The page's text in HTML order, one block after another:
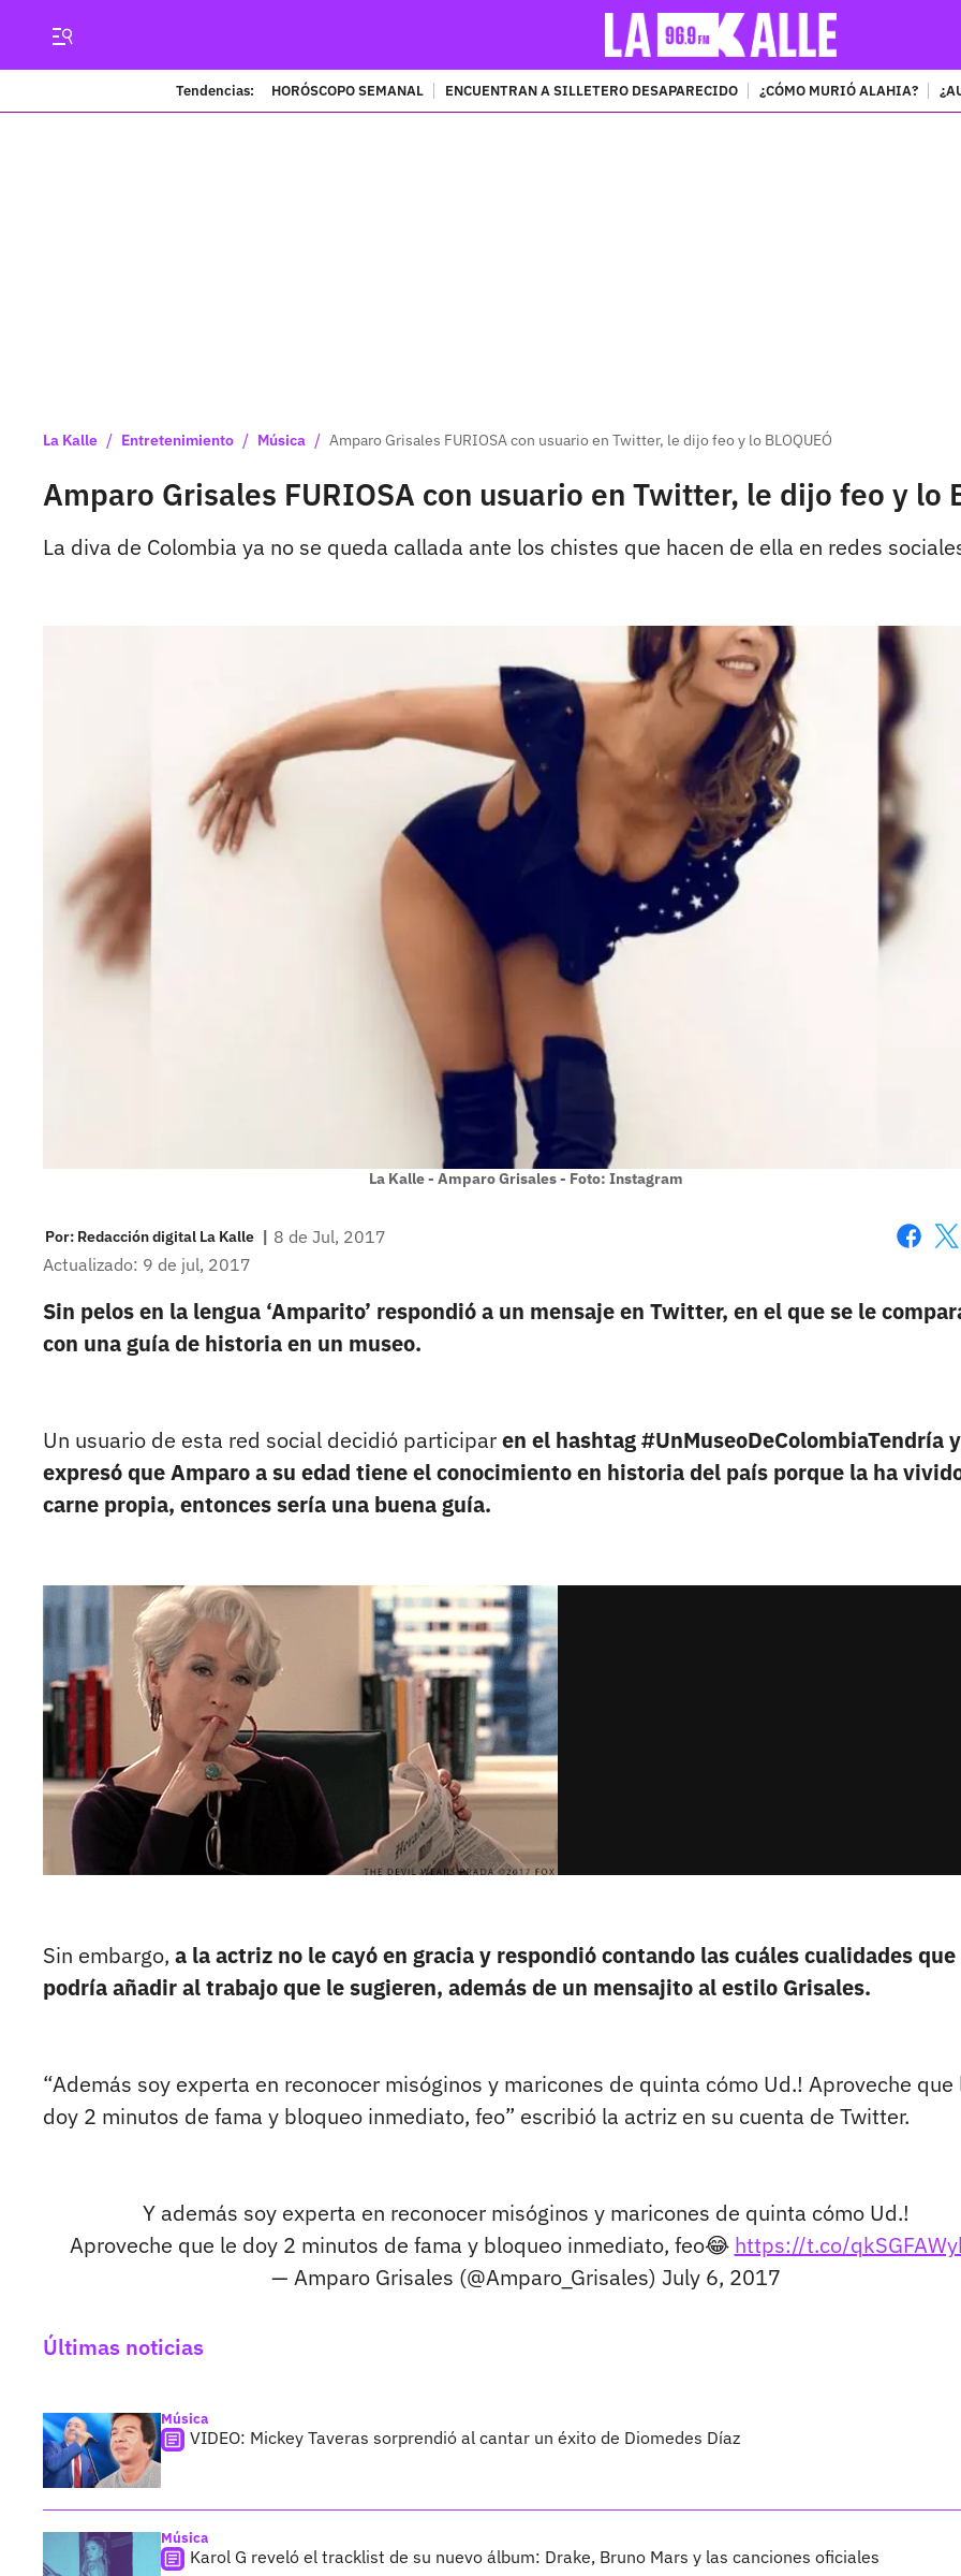
Tendencias: HORÓSCOPO SEMANAL ENCUENTRAN A SILLETERO DESAPARECIDO ¿CÓMO MURIÓ ALAHIA?
La Kalle / Entretenimiento / Música / Amparo Grisales FURIOSA con usuario en Twitter, le dijo feo y lo BLOQUEÓ
Amparo Grisales FURIOSA con usuario en Twitter, le dijo feo y lo
La diva de Colombia ya no se queda callada ante los chistes que hacen de ella en redes
La Kalle - Amparo Grisales - Foto: Instagram
Por: Redacción digital La Kalle | 8 de Jul, 2017
Actualizado: 9 de jul, 2017
Sin pelos en la lengua ‘Amparito’ respondió a un mensaje en Twitter, en el que se le
con una guía de historia en un museo.
Un usuario de esta red social decidió participaren el hashtag #UnMuseoDeColombiaTendría y
expresó que Amparo a su edad tiene el conocimiento en historia del país porque la ha
carne propia, entonces sería una buena guía.
Sin embargo, a la actriz no le cayó en gracia y respondió contando las cuáles cualidades que
podría añadir al trabajo que le sugieren, además de un mensajito al estilo Grisales.
“Además soy experta en reconocer misóginos y maricones de quinta cómo Ud.! Aproveche que
doy 2 minutos de fama y bloqueo inmediato, feo” escribió la actriz en su cuenta de Twitter.
Y además soy experta en reconocer misóginos y maricones de quinta cómo Ud.!
Aproveche que le doy 2 minutos de fama y bloqueo inmediato, feo😂 https://t.co/
— Amparo Grisales (@Amparo_Grisales) July 6, 2017
Últimas noticias
Música
VIDEO: Mickey Taveras sorprendió al cantar un éxito de Diomedes Díaz
Música
Karol G reveló el tracklist de su nuevo álbum: Drake, Bruno Mars y las canciones oficiales